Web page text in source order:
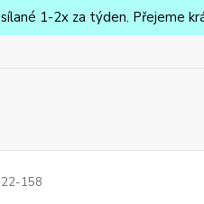
1-2x za týden. Přejeme
158